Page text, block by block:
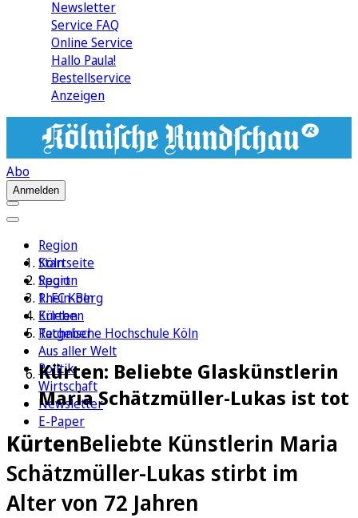
Newsletter
Service FAQ
Online Service
Hallo Paula!
Bestellservice
Anzeigen
Abo
Anmelden
Region
Köln
Sport
1. FC Köln
Erleben
Ratgeber
Aus aller Welt
Politik
Wirtschaft
Newsletter
E-Paper
Startseite
Region
Rhein-Berg
Kürten
Technische Hochschule Köln
Kürten: Beliebte Glaskünstlerin
Maria Schätzmüller-Lukas ist tot
KürtenBeliebte Künstlerin Maria
Schätzmüller-Lukas stirbt im
Alter von 72 Jahren